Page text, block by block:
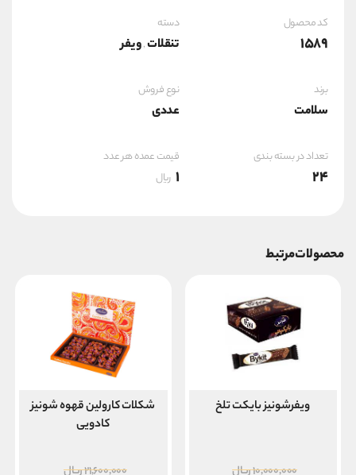
کد محصول
1589
دسته
تنقلات,ویفر
برند
سلامت
نوع فروش
عددی
تعداد در بسته بندی
24
قیمت عمده هر عدد
1 ریال
محصولات مرتبط
ویفرشونیز بایکت تلخ
شکلات کارولین قهوه شونیز
کادویی